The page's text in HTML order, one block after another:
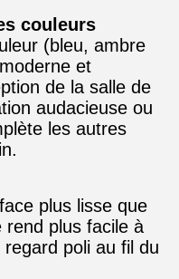
couleurs
(bleu, ambre
et
de la salle de
audacieuse ou
les autres
plus lisse que
rend plus facile à
poli au fil du